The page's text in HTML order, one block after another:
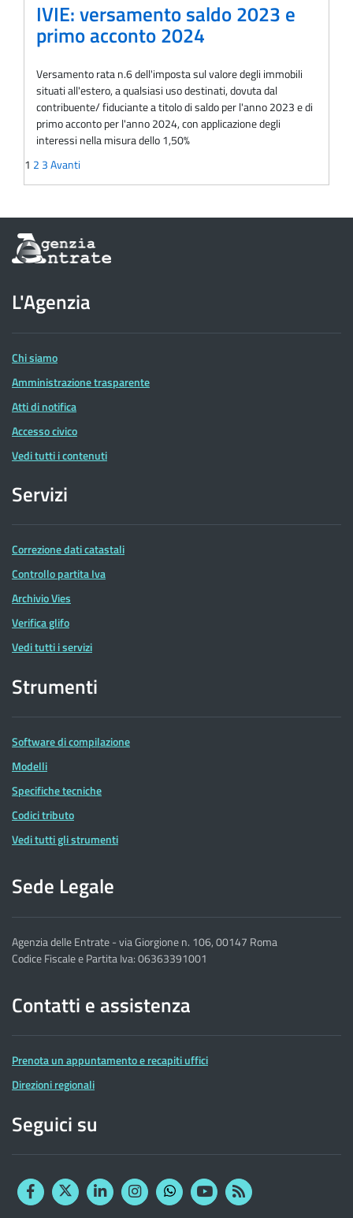
IVIE: versamento saldo 2023 e
primo acconto 2024
Versamento rata n.6 dell'imposta sul valore degli immobili
situati all'estero, a qualsiasi uso destinati, dovuta dal
contribuente/ fiduciante a titolo di saldo per l'anno 2023 e di
primo acconto per l'anno 2024, con applicazione degli
interessi nella misura dello 1,50%
1 2 3Avanti
Informazioni
sul
dell'Agenzia
delle
Entrate
L'Agenzia
Chi siamo
Amministrazione trasparente
Atti di notifica
Accesso civico
Vedi tutti i contenuti
Servizi
Correzione dati catastali
Controllo partita Iva
Archivio Vies
Verifica glifo
Vedi tutti i servizi
Strumenti
Software di compilazione
Modelli
Specifiche tecniche
Codici tributo
Vedi tutti gli strumenti
Sede Legale
Agenzia delle Entrate - via Giorgione n. 106, 00147 Roma
Codice Fiscale e Partita Iva: 06363391001
Contatti e assistenza
Prenota un appuntamento e recapiti uffici
Direzioni regionali
Seguici su
FacebookTwitterLinkedinInstagram
YouTubeRSS